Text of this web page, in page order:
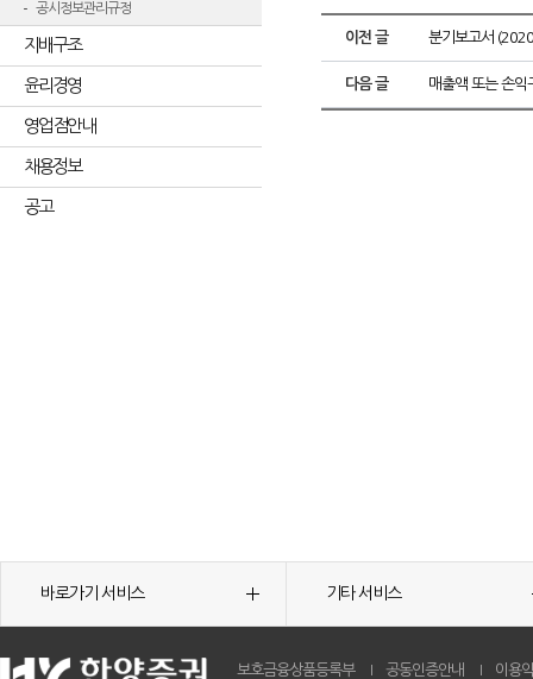
공시정보관리규정
지배구조
윤리경영
영업점안내
채용정보
공고
이전 글 분기보고서
다음 글 매출액 또는 손
바로가기 서비스 기타 서비스
보호금융상품등록부 공동인증안내 이용